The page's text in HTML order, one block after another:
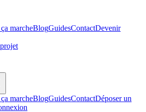
marcheBlogGuidesContactDevenir
marcheBlogGuidesContactDéposer un